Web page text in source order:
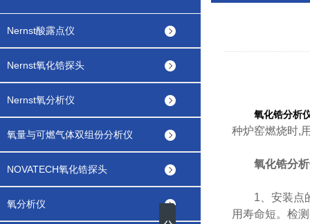
Nernst酸露点仪
Nernst氧化锆探头
Nernst氧分析仪
氧量与可燃气体双组份分析仪
NOVATECH氧化锆探头
氧分析仪
氧化锆分析
种炉窑燃烧时,
氧化锆分
1、安装点的
用寿命短。检